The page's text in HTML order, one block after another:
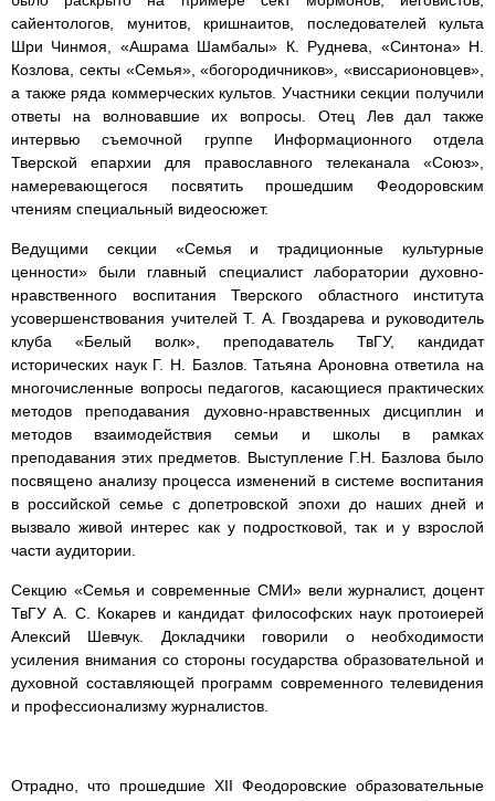
сайентологов, мунитов, кришнаитов, последователей культа
Шри Чинмоя, «Ашрама Шамбалы» К. Руднева, «Синтона» Н.
Козлова, секты «Семья», «богородичников», «виссарионовцев»,
а также ряда коммерческих культов. Участники секции получили
ответы на волновавшие их вопросы. Отец Лев дал также
интервью съемочной группе Информационного отдела
Тверской епархии для православного телеканала «Союз»,
намеревающегося посвятить прошедшим Феодоровским
чтениям специальный видеосюжет.
Ведущими секции «Семья и традиционные культурные
ценности» были главный специалист лаборатории духовно-
нравственного воспитания Тверского областного института
усовершенствования учителей Т. А. Гвоздарева и руководитель
клуба «Белый волк», преподаватель ТвГУ, кандидат
исторических наук Г. Н. Базлов. Татьяна Ароновна ответила на
многочисленные вопросы педагогов, касающиеся практических
методов преподавания духовно-нравственных дисциплин и
методов взаимодействия семьи и школы в рамках
преподавания этих предметов. Выступление Г.Н. Базлова было
посвящено анализу процесса изменений в системе воспитания
в российской семье с допетровской эпохи до наших дней и
вызвало живой интерес как у подростковой, так и у взрослой
части аудитории.
Секцию «Семья и современные СМИ» вели журналист, доцент
ТвГУ А. С. Кокарев и кандидат философских наук протоиерей
Алексий Шевчук. Докладчики говорили о необходимости
усиления внимания со стороны государства образовательной и
духовной составляющей программ современного телевидения
и профессионализму журналистов.
Отрадно, что прошедшие XII Феодоровские образовательные